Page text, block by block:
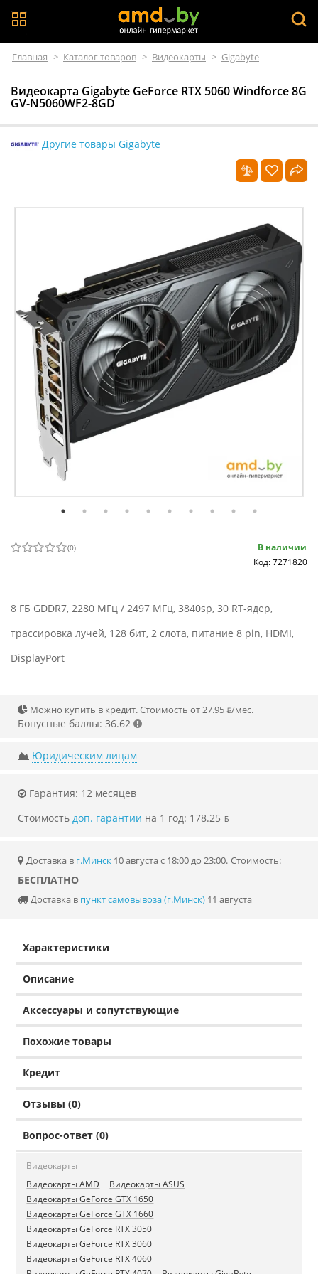
Главная > Каталог товаров > Видеокарты > Gigabyte
Видеокарта Gigabyte GeForce RTX 5060 Windforce 8G
GV-N5060WF2-8GD
Другие товары Gigabyte
(0)
В наличии
Код: 7271820
8 ГБ GDDR7, 2280 МГц / 2497 МГц, 3840sp, 30 RT-ядер,
трассировка лучей, 128 бит, 2 слота, питание 8 pin, HDMI,
DisplayPort
Можно купить в кредит. Стоимость от 27.95 ƃ/мec.
Бонусные баллы: 36.62
Юридическим лицам
Гарантия: 12 месяцев
Стоимость доп. гарантии на 1 год: 178.25 ƃ
Доставка в г.Минск 10 августа с 18:00 до 23:00. Стоимость:
БЕСПЛАТНО
Доставка в пункт самовывоза (г.Минск) 11 августа
Характеристики
Описание
Аксессуары и сопутствующие
Похожие товары
Кредит
Отзывы (0)
Вопрос-ответ (0)
Видеокарты
Видеокарты AMD
Видеокарты ASUS
Видеокарты GeForce GTX 1650
Видеокарты GeForce GTX 1660
Видеокарты GeForce RTX 3050
Видеокарты GeForce RTX 3060
Видеокарты GeForce RTX 4060